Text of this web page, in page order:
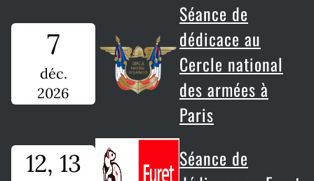
7
déc.
2026
Séance de
dédicace au
Cercle national
des armées à
Paris
12, 13
Séance de